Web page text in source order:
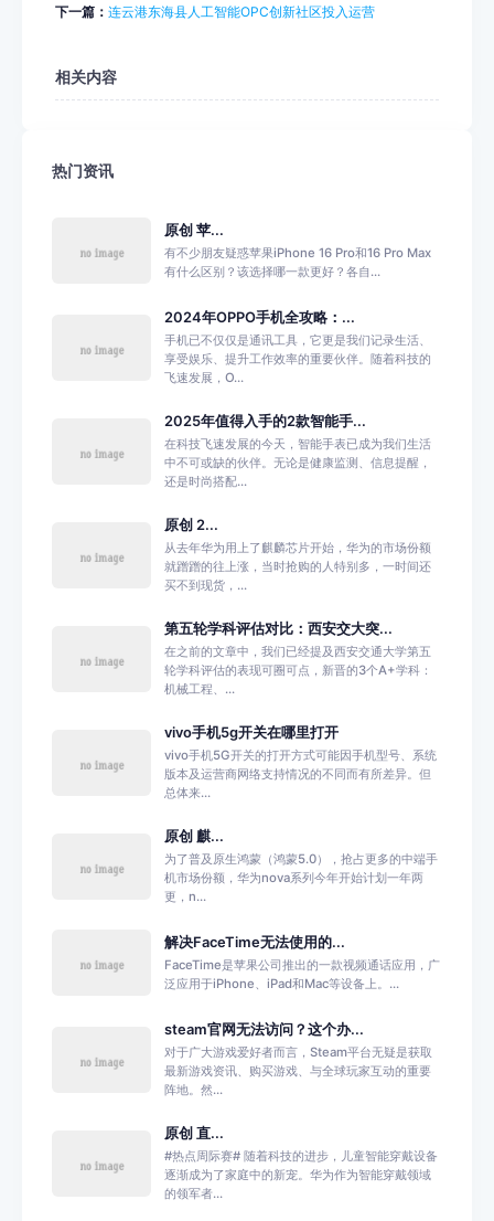
下一篇： 连云港东海县人工智能OPC创新社区投入运营
相关内容
热门资讯
原创 苹...
有不少朋友疑惑苹果iPhone 16 Pro和16 Pro Max
有什么区别？该选择哪一款更好？各自...
2024年OPPO手机全攻略：...
手机已不仅仅是通讯工具，它更是我们记录生活、
享受娱乐、提升工作效率的重要伙伴。随着科技的
飞速发展，O...
2025年值得入手的2款智能手...
在科技飞速发展的今天，智能手表已成为我们生活
中不可或缺的伙伴。无论是健康监测、信息提醒，
还是时尚搭配...
原创 2...
从去年华为用上了麒麟芯片开始，华为的市场份额
就蹭蹭的往上涨，当时抢购的人特别多，一时间还
买不到现货，...
第五轮学科评估对比：西安交大突...
在之前的文章中，我们已经提及西安交通大学第五
轮学科评估的表现可圈可点，新晋的3个A+学科：
机械工程、...
vivo手机5g开关在哪里打开
vivo手机5G开关的打开方式可能因手机型号、系统
版本及运营商网络支持情况的不同而有所差异。但
总体来...
原创 麒...
为了普及原生鸿蒙（鸿蒙5.0），抢占更多的中端手
机市场份额，华为nova系列今年开始计划一年两
更，n...
解决FaceTime无法使用的...
FaceTime是苹果公司推出的一款视频通话应用，广
泛应用于iPhone、iPad和Mac等设备上。...
steam官网无法访问？这个办...
对于广大游戏爱好者而言，Steam平台无疑是获取
最新游戏资讯、购买游戏、与全球玩家互动的重要
阵地。然...
原创 直...
#热点周际赛# 随着科技的进步，儿童智能穿戴设备
逐渐成为了家庭中的新宠。华为作为智能穿戴领域
的领军者...